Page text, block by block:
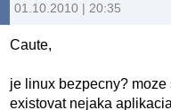
01.10.2010 | 20:35
Caute,
je linux bezpecny?
existovat nejaka